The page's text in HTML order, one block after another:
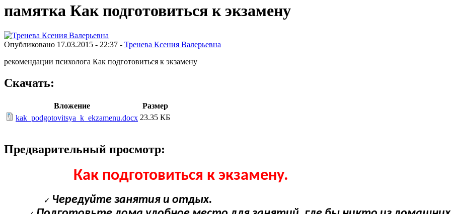
памятка Как подготовиться к экзамену
Опубликовано 17.03.2015 - 22:37 - Тренева Ксения Валерьевна
рекомендации психолога Как подготовиться к экзамену
Скачать:
Вложение
Размер
kak_podgotovitsya_k_ekzamenu.docx 23.35 КБ
Предварительный просмотр:
Как подготовиться к экзамену.
Чередуйте занятия и отдых.